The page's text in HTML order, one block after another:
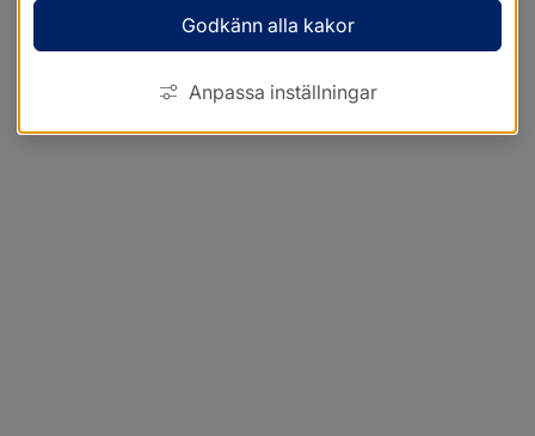
Godkänn alla kakor
Anpassa inställningar